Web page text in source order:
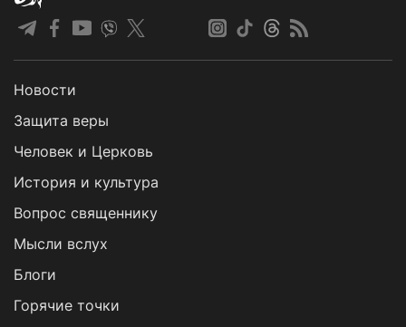
Новости
Защита веры
Человек и Церковь
История и культура
Вопрос священнику
Мысли вслух
Блоги
Горячие точки